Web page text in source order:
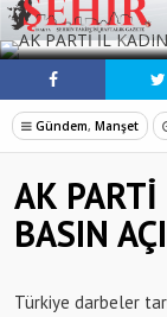
MHP Çorlu
Mazbatalar
Dolu Vurdu,
Gündem, Manşet
AK
BASIN
Türkiye darbeler